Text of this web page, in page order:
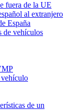
fuera de la UE
al extranjero
España
de vehículos
de un